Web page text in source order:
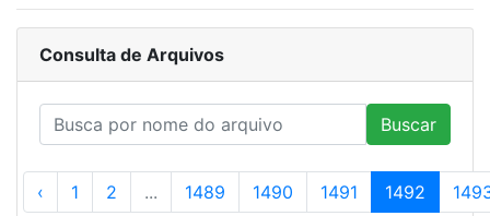
Consulta de Arquivos
Buscar
‹ 1 2 ... 1489 1490 1491 1492